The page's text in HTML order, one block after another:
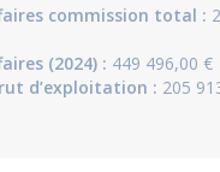
commission total :
(2024) : 449 496,00 €
d’exploitation : 205